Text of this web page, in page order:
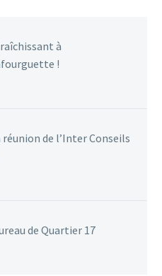
des habitants
des instances
à
!
de l’Inter Conseils
de Quartier 17